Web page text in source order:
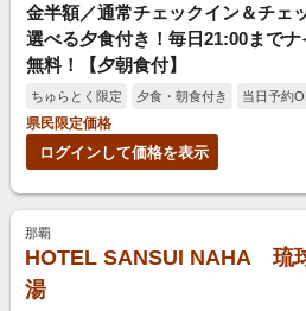
金半額／通常チェックイン＆チェ
選べる夕食付き！毎日21:00まで
無料！【夕朝食付】
ちゅらとく限定 夕食・朝食付き 当日予約
県民限定価格
ログインして価格を表示
那覇
HOTEL SANSUI NAHA 琉
湯